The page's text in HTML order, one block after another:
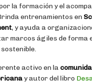
la formación y el
entrenamientos en
, y ayuda a
marcos ágiles de forma
activo en la
y autor del libro